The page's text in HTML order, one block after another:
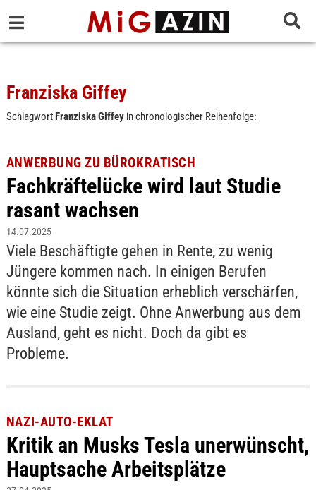
Franziska Giffey
SchlagwortFranziska Giffeyin chronologischer Reihenfolge:
ANWERBUNG ZU BÜROKRATISCH
Fachkräftelücke wird laut Studie
rasant wachsen
14.07.2025
Viele Beschäftigte gehen in Rente, zu wenig
Jüngere kommen nach. In einigen Berufen
könnte sich die Situation erheblich verschärfen,
wie eine Studie zeigt. Ohne Anwerbung aus dem
Ausland, geht es nicht. Doch da gibt es
Probleme.
NAZI-AUTO-EKLAT
Kritik an Musks Tesla unerwünscht,
Hauptsache Arbeitsplätze